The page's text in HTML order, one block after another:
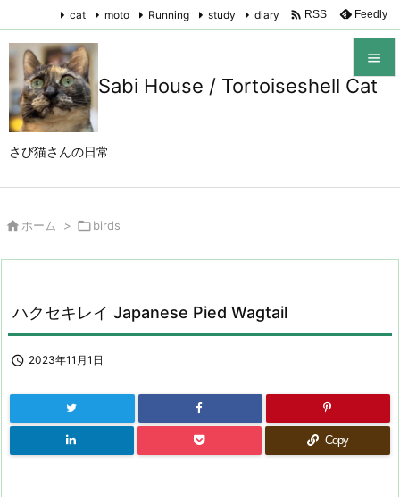
Sabi House / Tortoiseshell Cat
さび猫さんの日常



cat moto Running study diary  RSS Feedly
 ホーム > birds
ハクセキレイ Japanese Pied Wagtail
 2023年11月1日
Copy